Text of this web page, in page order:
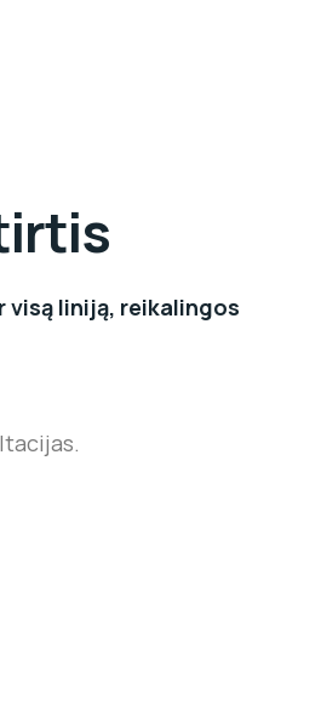
visą liniją, reikalingos